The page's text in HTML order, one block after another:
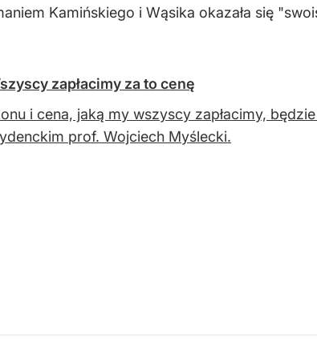
Kamińskiego i Wąsika okazała się
zapłacimy za to cenę
i cena, jaką my wszyscy zapłacimy,
prof. Wojciech Myślecki.